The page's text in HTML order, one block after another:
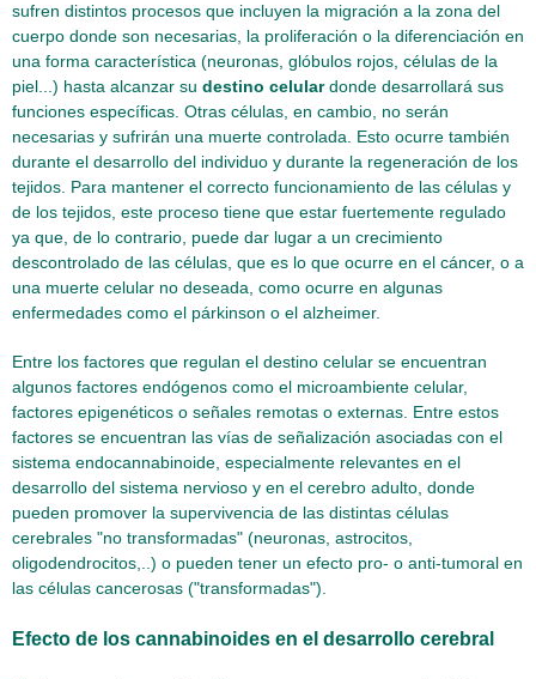
sufren distintos procesos que incluyen la migración a la zona del
cuerpo donde son necesarias, la proliferación o la diferenciación en
una forma característica (neuronas, glóbulos rojos, células de la
piel...) hasta alcanzar su destino celulardonde desarrollará sus
funciones específicas. Otras células, en cambio, no serán
necesarias y sufrirán una muerte controlada. Esto ocurre también
durante el desarrollo del individuo y durante la regeneración de los
tejidos. Para mantener el correcto funcionamiento de las células y
de los tejidos, este proceso tiene que estar fuertemente regulado
ya que, de lo contrario, puede dar lugar a un crecimiento
descontrolado de las células, que es lo que ocurre en el cáncer, o a
una muerte celular no deseada, como ocurre en algunas
enfermedades como el párkinson o el alzheimer.
Entre los factores que regulan el destino celular se encuentran
algunos factores endógenos como el microambiente celular,
factores epigenéticos o señales remotas o externas. Entre estos
factores se encuentran las vías de señalización asociadas con el
sistema endocannabinoide, especialmente relevantes en el
desarrollo del sistema nervioso y en el cerebro adulto, donde
pueden promover la supervivencia de las distintas células
cerebrales "no transformadas" (neuronas, astrocitos,
oligodendrocitos,..) o pueden tener un efecto pro- o anti-tumoral en
las células cancerosas ("transformadas").
Efecto de los cannabinoides en el desarrollo cerebral